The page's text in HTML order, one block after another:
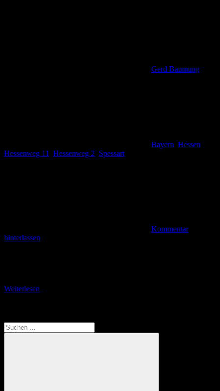
Gerd Baumung
Bayern Hessen
Hessenweg 11
Hessenweg 2 Spessart
Kommentar
hinterlassen
Weiterlesen
Suchen
nach: